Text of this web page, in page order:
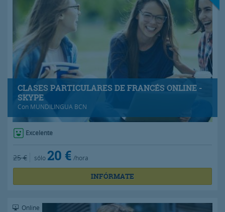
CLASES PARTICULARES DE FRANCÉS ONLINE -
SKYPE
Con MUNDILINGUA BCN
Excelente
25 € sólo20 € /hora
INFÓRMATE
Online